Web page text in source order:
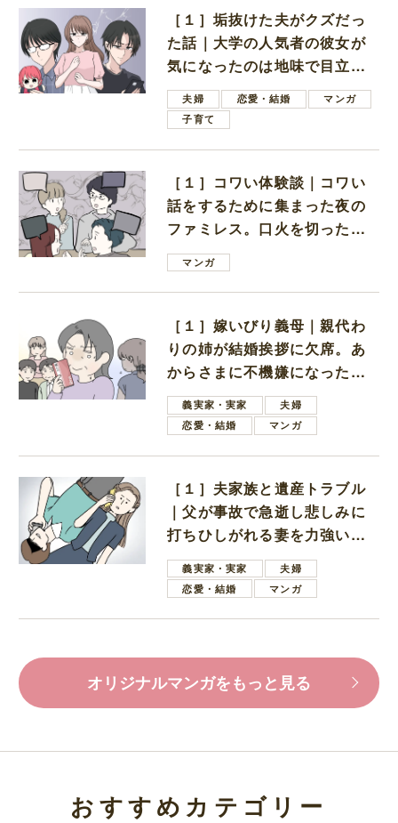
［１］垢抜けた夫がクズだっ
た話｜大学の人気者の彼女が
気になったのは地味で目立た
ない男子学生
夫婦 恋愛・結婚
マンガ
子育て
［１］コワい体験談｜コワい
話をするために集まった夜の
ファミレス。口火を切ったの
は電車好きの男の子ママ
マンガ
［１］嫁いびり義母｜親代わ
りの姉が結婚挨拶に欠席。あ
からさまに不機嫌になった義
母義実家・実家
夫婦
恋愛・結婚
マンガ
［１］夫家族と遺産トラブル
｜父が事故で急逝し悲しみに
打ちひしがれる妻を力強い言
葉で励ます夫
義実家・実家
夫婦
恋愛・結婚
マンガ
オリジナルマンガをもっと見る
おすすめカテゴリー